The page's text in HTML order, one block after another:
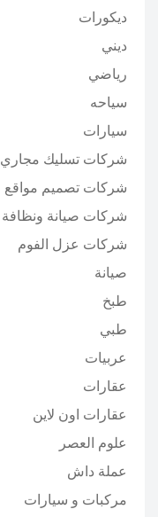
ديكورات
ديني
رياضي
سياحه
سيارات
شركات تسليك مجاري
شركات تصميم مواقع
شركات صيانة ونظافة
شركات عزل الفوم
صيانة
طبخ
طبي
عربيات
عقارات
عقارات اون لاين
علوم العصر
عملة داش
مركبات و سيارات